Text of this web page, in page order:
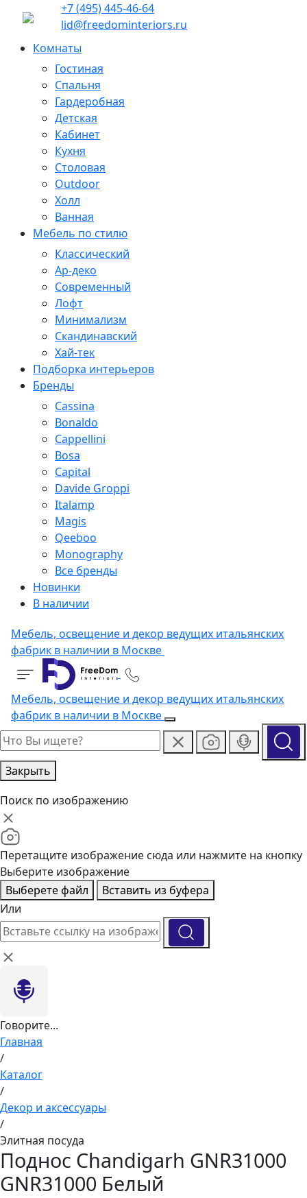
+7 (495) 445-46-64
lid@freedominteriors.ru
Комнаты
Гостиная
Спальня
Гардеробная
Детская
Кабинет
Кухня
Столовая
Outdoor
Холл
Ванная
Мебель по стилю
Классический
Ар-деко
Современный
Лофт
Минимализм
Скандинавский
Хай-тек
Подборка интерьеров
Бренды
Cassina
Bonaldo
Cappellini
Bosa
Capital
Davide Groppi
Italamp
Magis
Qeeboo
Monography
Все бренды
Новинки
В наличии
Мебель, освещение и декор ведущих итальянских
фабрик в наличии в Москве
Мебель, освещение и декор ведущих итальянских
фабрик в наличии в Москве
Закрыть
Поиск по изображению
Перетащите изображение сюда или нажмите на кнопку
Выберите изображение
Выберете файл
Вставить из буфера
Или
Говорите...
Главная
/
Каталог
/
Декор и аксессуары
/
Элитная посуда
Поднос Chandigarh GNR31000
GNR31000 Белый